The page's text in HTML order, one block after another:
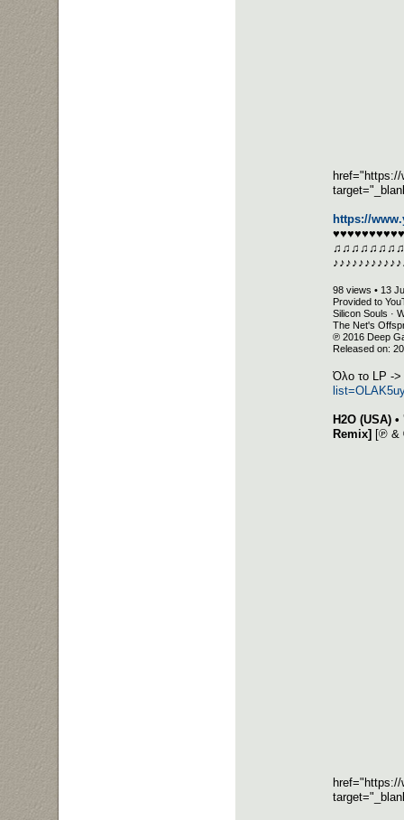
https://
98 views • 13
Provided to
Silicon Souls ·
The Net's
℗ 2016 Deep
Released on:
Όλο το LP ->
H2O (USA)
Remix] [℗ &